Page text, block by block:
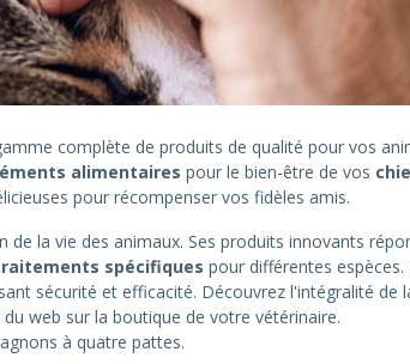
complète de produits de qualité pour vos
alimentaires pour le bien-être de vos
pour récompenser vos fidèles amis.
la vie des animaux. Ses produits innovants
spécifiques pour différentes
sécurité et efficacité. Découvrez l'intégralité de
web sur la boutique de votre vétérinaire.
à quatre pattes.